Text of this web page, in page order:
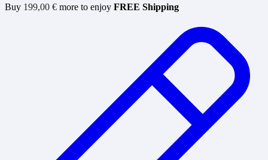
Buy 199,00 € more to enjoy FREE Shipping